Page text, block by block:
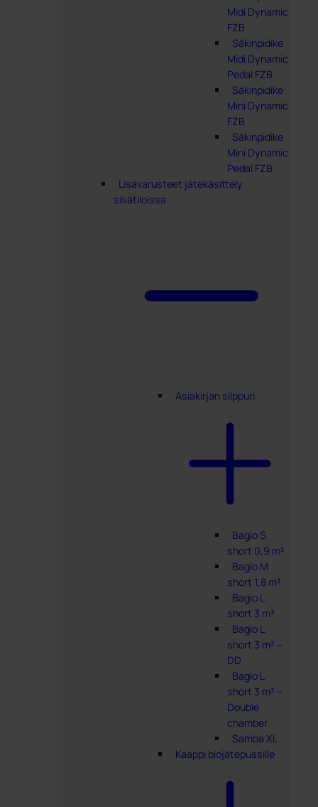
Midi Dynamic
FZB
Säkinpidike
Midi Dynamic
Pedal FZB
Säkinpidike
Mini Dynamic
FZB
Säkinpidike
Mini Dynamic
Pedal FZB
Lisävarusteet jätekäsittely
sisätiloissa
Asiakirjan silppuri
Bagio S
short 0,9 m³
Bagio M
short 1,8 m³
Bagio L
short 3 m³
Bagio L
short 3 m³ –
DD
Bagio L
short 3 m³ –
Double
chamber
Samba XL
Kaappi biojätepussille